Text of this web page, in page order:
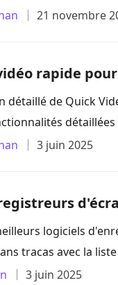
21 novembre
rapide
détaillé de Quick
3 juin 2025
logiciels
tracas avec la
3 juin 2025